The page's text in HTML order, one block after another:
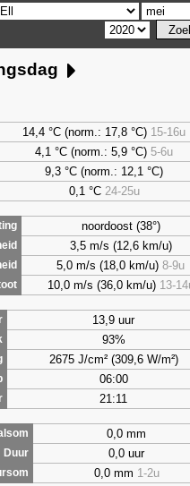
14,4 °C (norm.: 17,8 °C) 15-16u
4,1 °C (norm.: 5,9 °C) 5-6u
9,3 °C (norm.: 12,1 °C)
0,1 °C 24-25u
noordoost (38°)
3,5 m/s (12,6 km/u)
5,0 m/s (18,0 km/u) 8-9u
10,0 m/s (36,0 km/u) 13-
13,9 uur
93%
2675 J/cm² (309,6 W/m²)
06:00
21:11
0,0 mm
Duur 0,0 uur
0,0 mm 1-2u